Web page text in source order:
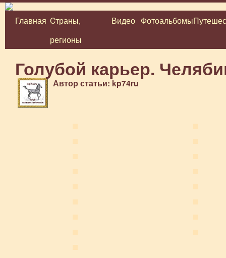
Перейти
Главная Cтраны,
регионы
Видео Фотоальбомы
Голубой карьер.
Автор статьи: kp74ru